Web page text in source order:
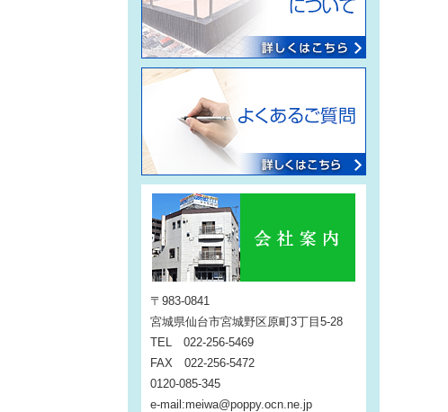
〒983-0841
宮城県仙台市宮城野区原町3丁目5-28
TEL 022-256-5469
FAX 022-256-5472
0120-085-345
e-mail:meiwa@poppy.ocn.ne.jp